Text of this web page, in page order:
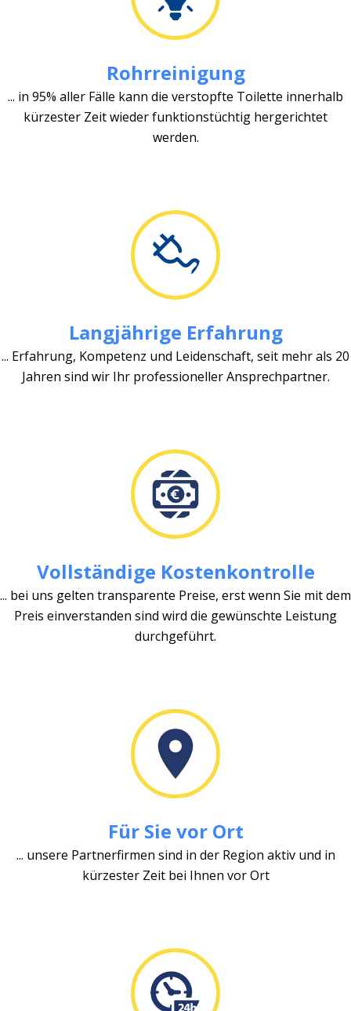
Rohrreinigung
... in 95% aller Fälle kann die verstopfte Toilette innerhalb
kürzester Zeit wieder funktionstüchtig hergerichtet
werden.
Langjährige Erfahrung
... Erfahrung, Kompetenz und Leidenschaft, seit mehr als 20
Jahren sind wir Ihr professioneller Ansprechpartner.
Vollständige Kostenkontrolle
... bei uns gelten transparente Preise, erst wenn Sie mit dem
Preis einverstanden sind wird die gewünschte Leistung
durchgeführt.
Für Sie vor Ort
... unsere Partnerfirmen sind in der Region aktiv und in
kürzester Zeit bei Ihnen vor Ort